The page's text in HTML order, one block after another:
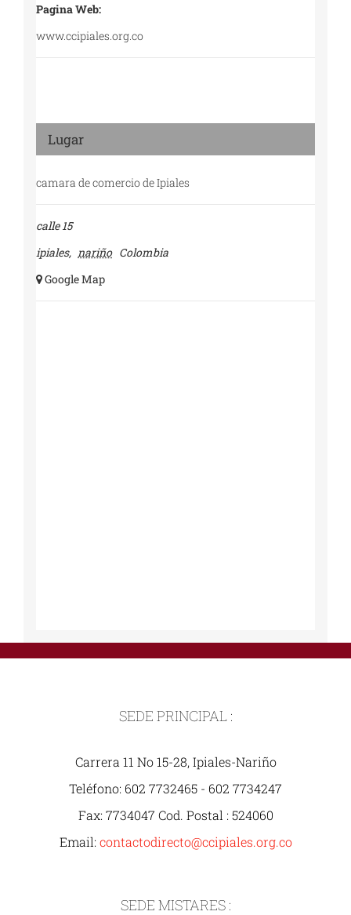
Pagina Web:
www.ccipiales.org.co
Lugar
camara de comercio de Ipiales
calle 15
ipiales, nariño Colombia
+ Google Map
SEDE PRINCIPAL :
Carrera 11 No 15-28, Ipiales-Nariño
Teléfono: 602 7732465 - 602 7734247
Fax: 7734047 Cod. Postal : 524060
Email: contactodirecto@ccipiales.org.co
SEDE MISTARES :